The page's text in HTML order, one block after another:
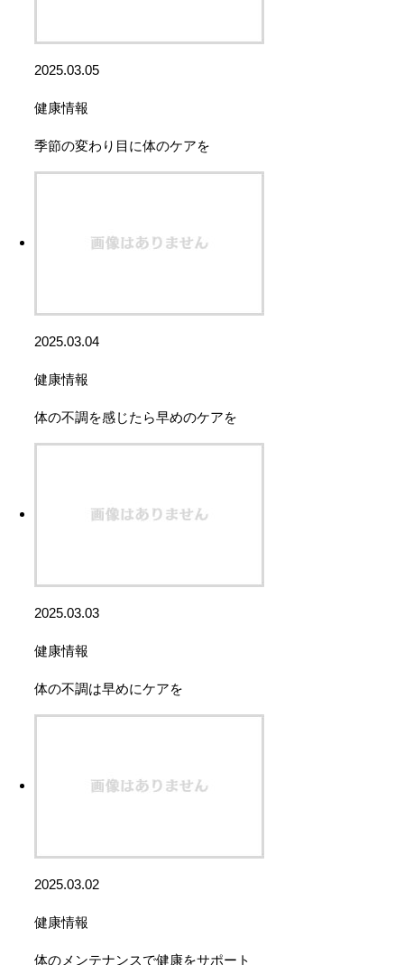
2025.03.05
健康情報
季節の変わり目に体のケアを
2025.03.04
健康情報
体の不調を感じたら早めのケアを
2025.03.03
健康情報
体の不調は早めにケアを
2025.03.02
健康情報
体のメンテナンスで健康をサポート